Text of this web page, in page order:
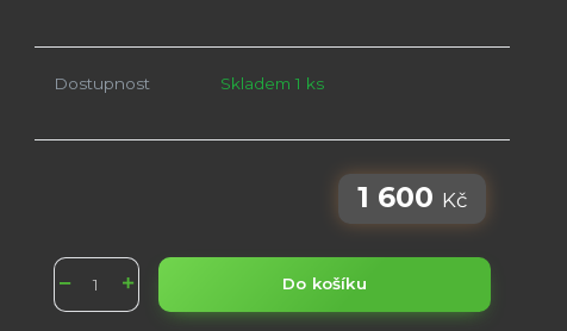
Dostupnost Skladem 1 ks
1 600 Kč
Do košíku